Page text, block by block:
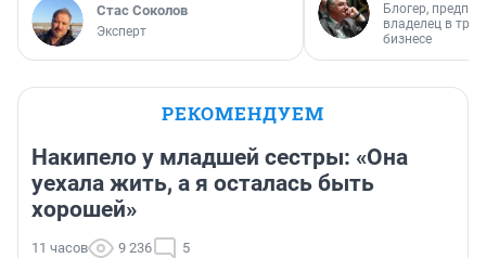
Стас Соколов
Эксперт
Блогер,
владелец в
бизнесе
РЕКОМЕНДУЕМ
Накипело у младшей сестры: «Она
уехала жить, а я осталась быть
хорошей»
11 часов 9 236 5